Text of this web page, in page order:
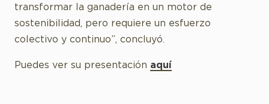
transformar la ganadería en un motor de
sostenibilidad, pero requiere un esfuerzo
colectivo y continuo”, concluyó.
Puedes ver su presentación aquí